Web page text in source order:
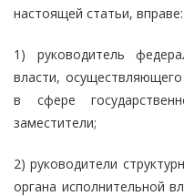
настоящей статьи, вправе:
1) руководитель
власти,
в сфере
заместители;
2) руководители
органа исполнительной